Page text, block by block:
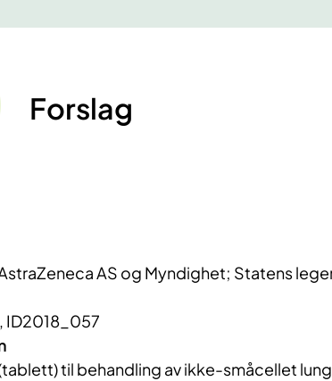
Forslag
AS og Myndighet; Statens
ID2018_057
til behandling av ikke-småcellet